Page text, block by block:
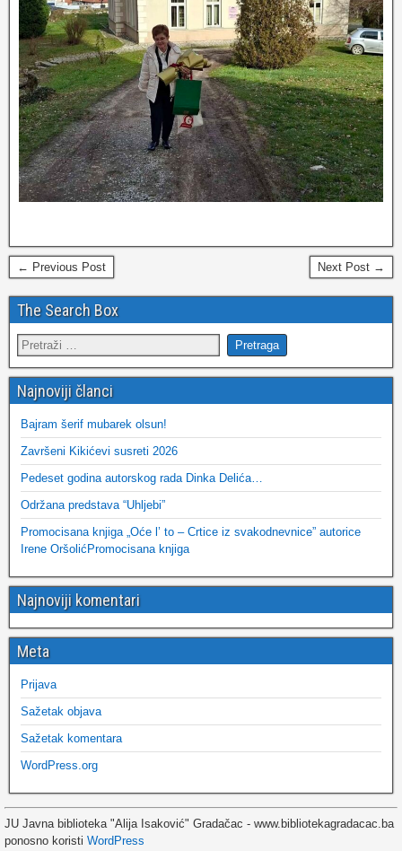
← Previous Post Next Post →
The Search Box
Najnoviji članci
Bajram šerif mubarek olsun!
Završeni Kikićevi susreti 2026
Pedeset godina autorskog rada Dinka Delića…
Održana predstava “Uhljebi”
Promocisana knjiga „Oće l’ to – Crtice iz svakodnevnice” autorice
Irene OršolićPromocisana knjiga
Najnoviji komentari
Meta
Prijava
Sažetak objava
Sažetak komentara
WordPress.org
JU Javna biblioteka "Alija Isaković" Gradačac - www.bibliotekagradacac.ba
ponosno koristi WordPress